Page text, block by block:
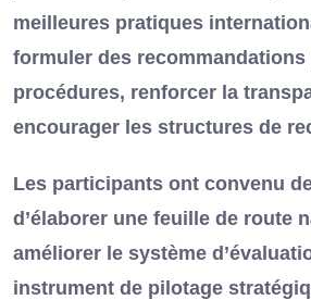
meilleures pratiques
formuler des
procédures, renforcer la
encourager les structures de
Les participants ont convenu
d’élaborer une feuille de route
améliorer le système
instrument de pilotage